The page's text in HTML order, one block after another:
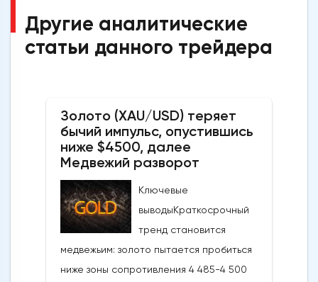
Другие аналитические
статьи данного трейдера
Золото (XAU/USD) теряет
бычий импульс, опустившись
ниже $4500, далее
Медвежий разворот
Ключевые
выводыКраткосрочный
тренд становится
медвежьим: золото пытается пробиться
ниже зоны сопротивления 4 485-4 500